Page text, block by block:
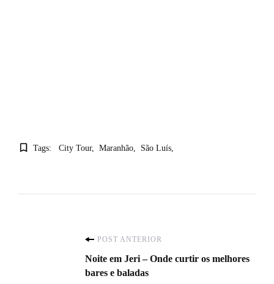
Tags: City Tour Maranhão São Luís
NavegaçãoPOST ANTERIOR
Noite em Jeri – Onde curtir os melhores
bares e baladas